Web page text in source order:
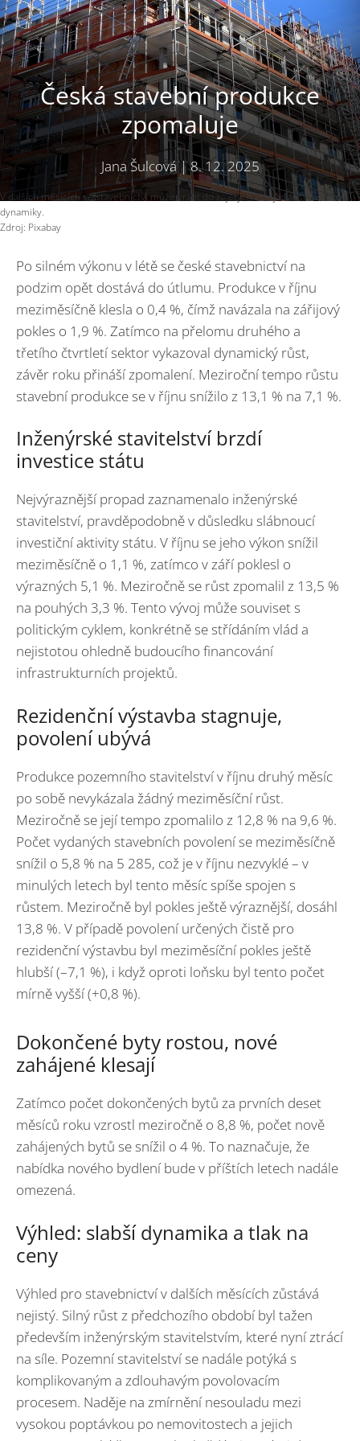
Česká stavební produkce
zpomaluje
Jana Šulcová|8. 12. 2025
V dalších měsících se stavebnictví může vrátit do zajetých kolejí slabší růstové
dynamiky.
Zdroj: Pixabay
Po silném výkonu v létě se české stavebnictví na
podzim opět dostává do útlumu. Produkce v říjnu
meziměsíčně klesla o 0,4 %, čímž navázala na zářijový
pokles o 1,9 %. Zatímco na přelomu druhého a
třetího čtvrtletí sektor vykazoval dynamický růst,
závěr roku přináší zpomalení. Meziroční tempo růstu
stavební produkce se v říjnu snížilo z 13,1 % na 7,1 %.
Inženýrské stavitelství brzdí
investice státu
Nejvýraznější propad zaznamenalo inženýrské
stavitelství, pravděpodobně v důsledku slábnoucí
investiční aktivity státu. V říjnu se jeho výkon snížil
meziměsíčně o 1,1 %, zatímco v září poklesl o
výrazných 5,1 %. Meziročně se růst zpomalil z 13,5 %
na pouhých 3,3 %. Tento vývoj může souviset s
politickým cyklem, konkrétně se střídáním vlád a
nejistotou ohledně budoucího financování
infrastrukturních projektů.
Rezidenční výstavba stagnuje,
povolení ubývá
Produkce pozemního stavitelství v říjnu druhý měsíc
po sobě nevykázala žádný meziměsíční růst.
Meziročně se její tempo zpomalilo z 12,8 % na 9,6 %.
Počet vydaných stavebních povolení se meziměsíčně
snížil o 5,8 % na 5 285, což je v říjnu nezvyklé – v
minulých letech byl tento měsíc spíše spojen s
růstem. Meziročně byl pokles ještě výraznější, dosáhl
13,8 %. V případě povolení určených čistě pro
rezidenční výstavbu byl meziměsíční pokles ještě
hlubší (–7,1 %), i když oproti loňsku byl tento počet
mírně vyšší (+0,8 %).
Dokončené byty rostou, nové
zahájené klesají
Zatímco počet dokončených bytů za prvních deset
měsíců roku vzrostl meziročně o 8,8 %, počet nově
zahájených bytů se snížil o 4 %. To naznačuje, že
nabídka nového bydlení bude v příštích letech nadále
omezená.
Výhled: slabší dynamika a tlak na
ceny
Výhled pro stavebnictví v dalších měsících zůstává
nejistý. Silný růst z předchozího období byl tažen
především inženýrským stavitelstvím, které nyní ztrácí
na síle. Pozemní stavitelství se nadále potýká s
komplikovaným a zdlouhavým povolovacím
procesem. Naděje na zmírnění nesouladu mezi
vysokou poptávkou po nemovitostech a jejich